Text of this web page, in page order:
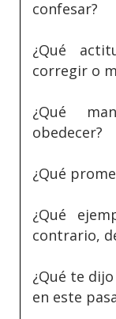
confesar?
¿Qué
corregir o
¿Qué
obedecer?
¿Qué
¿Qué
contrario,
¿Qué te
en este